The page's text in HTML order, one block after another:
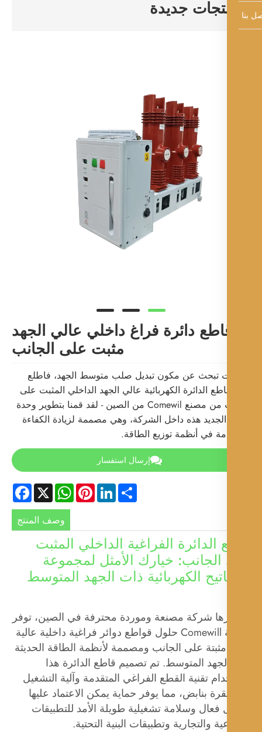
جديدة
دائرة فراغ داخلي عالي الجهد
مثبت على الجانب
تبحث عن مكون تبديل صلب متوسط ​​الجهد، فاطلع
الدائرة الكهربائية عالي الجهد الداخلي المثبت على
الجانب من مصنع Comewil من الصين - لقد قمنا بتطوير وحدة
هذه داخل الشركة، وهي مصممة لزيادة الكفاءة
في أنظمة توزيع الطاقة.
إرسال استفسار
Facebook X
WhatsAppPinterestLinkedIn
وصف المنتج
الدائرة الفراغية الداخلي المثبت
خيارك الأمثل لمجموعة
الكهربائية ذات الجهد المتوسط
شركة مصنعة وموردة محترفة في الصين، توفر
شركة Comewill حلول قواطع دوائر فراغية داخلية عالية
مثبتة على الجانب ومصممة لأنظمة الطاقة الحديثة
المتوسط. تم تصميم قاطع الدائرة هذا
تقنية القطع الفراغي المتقدمة وآلية التشغيل
بنابض، مما يوفر حماية يمكن الاعتماد عليها
فعال وسلامة تشغيلية طويلة الأمد للتطبيقات
والتجارية وتطبيقات البنية التحتية.